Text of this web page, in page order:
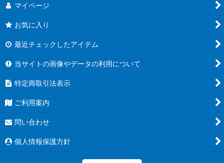
マイページ
お気に入り
最近チェックしたアイテム
当サイトの画像やデータの利用について
特定商取引法表示
ご利用案内
問い合わせ
個人情報保護方針